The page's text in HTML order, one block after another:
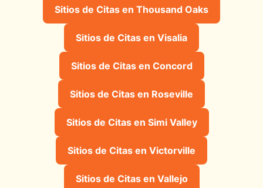
Sitios de Citas en Thousand Oaks
Sitios de Citas en Visalia
Sitios de Citas en Concord
Sitios de Citas en Roseville
Sitios de Citas en Simi Valley
Sitios de Citas en Victorville
Sitios de Citas en Vallejo